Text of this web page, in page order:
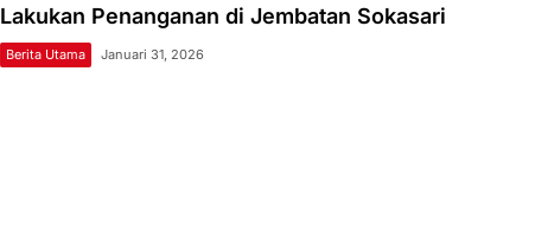
Lakukan Penanganan di Jembatan Sokasari
Berita Utama Januari 31, 2026